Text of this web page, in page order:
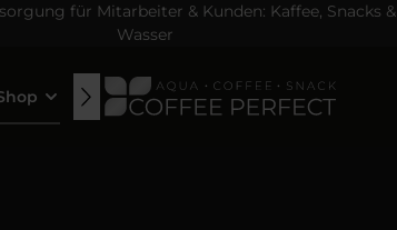
für Mitarbeiter & Kunden: Kaffee, Snacks &
Wasser
News